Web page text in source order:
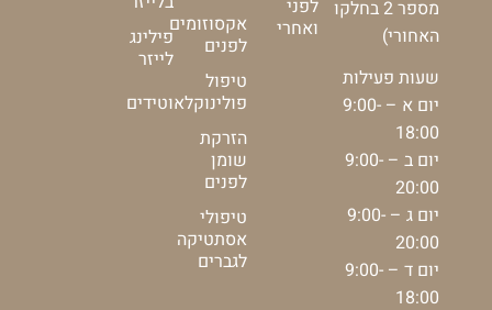
מספר 2 בחלקו
האחורי)
שעות פעילות
יום א – 9:00-
18:00
יום ב – 9:00-
20:00
יום ג – 9:00-
20:00
יום ד – 9:00-
18:00
לפני
ואחרי
אקסוזומים
לפנים
טיפול
פולינוקלאוטידים
הזרקת
שומן
לפנים
טיפולי
אסתטיקה
לגברים
פילינג
לייזר